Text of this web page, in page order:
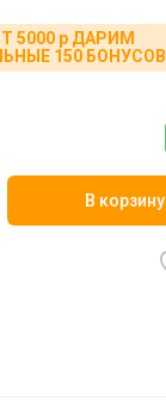
5000 р ДАРИМ
150 БОНУСОВ
В корзину